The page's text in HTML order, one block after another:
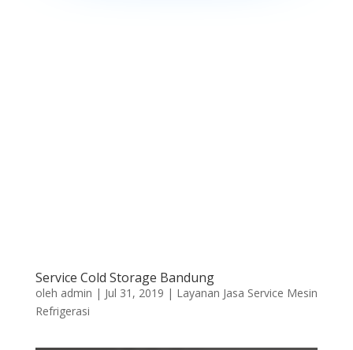
Service Cold Storage Bandung
oleh admin | Jul 31, 2019 | Layanan Jasa Service Mesin
Refrigerasi